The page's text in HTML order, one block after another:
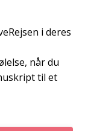
i deres
når du
til et